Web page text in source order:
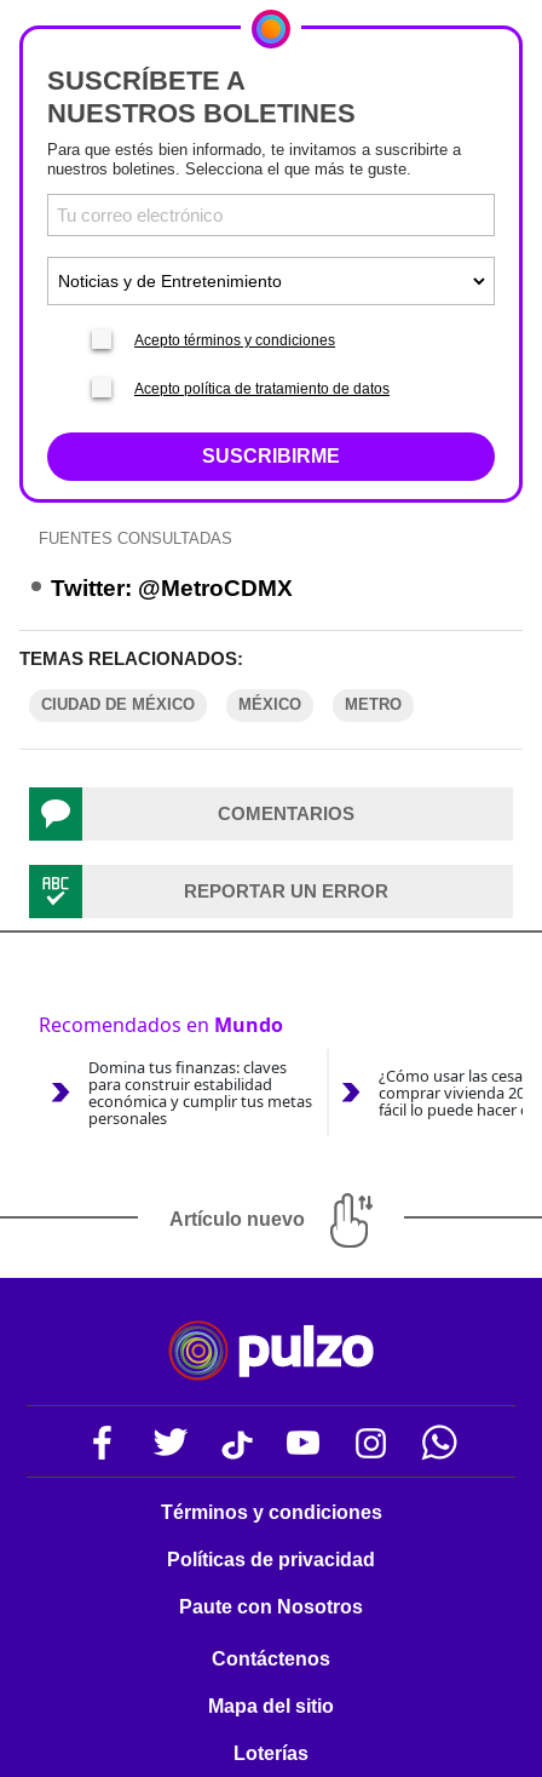
SUSCRÍBETE A
NUESTROS BOLETINES
Para que estés bien informado, te invitamos a suscribirte a
nuestros boletines. Selecciona el que más te guste.
Acepto términos y condiciones
Acepto política de tratamiento de datos
SUSCRIBIRME
FUENTES CONSULTADAS
Twitter: @MetroCDMX
TEMAS RELACIONADOS:
CIUDAD DE MÉXICO MÉXICO METRO
COMENTARIOS
REPORTAR UN ERROR
Recomendados en Mundo
Domina tus finanzas: claves
para construir estabilidad
económica y cumplir tus metas
personales
¿Cómo usar las
comprar vivienda
fácil lo puede hacer
Artículo nuevo
Términos y condiciones
Políticas de privacidad
Paute con Nosotros
Contáctenos
Mapa del sitio
Loterías